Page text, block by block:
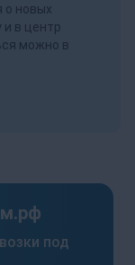
о новых
и в центр
можно в
под